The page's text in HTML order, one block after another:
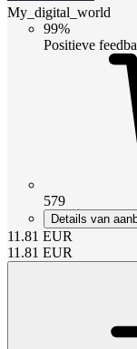
My_digital_world
99%
Positieve
579
Details van
11.81 EUR
11.81 EUR